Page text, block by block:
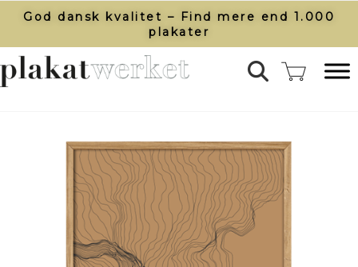
God dansk kvalitet – Find mere end 1.000
plakater​